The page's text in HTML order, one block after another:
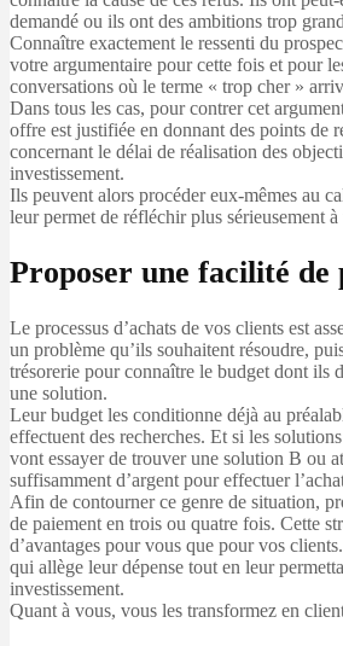
demandé ou ils ont des ambitions trop
Connaître exactement le ressenti du
votre argumentaire pour cette fois et pour
conversations où le terme « trop cher »
Dans tous les cas, pour contrer cet
offre est justifiée en donnant des points de
concernant le délai de réalisation des
investissement.
Ils peuvent alors procéder eux-mêmes au
leur permet de réfléchir plus sérieusement
Proposer une facilité de
Le processus d’achats de vos clients est
un problème qu’ils souhaitent résoudre,
trésorerie pour connaître le budget dont ils
une solution.
Leur budget les conditionne déjà au
effectuent des recherches. Et si les
vont essayer de trouver une solution B ou
suffisamment d’argent pour effectuer
Afin de contourner ce genre de situation,
de paiement en trois ou quatre fois. Cette
d’avantages pour vous que pour vos
qui allège leur dépense tout en leur
investissement.
Quant à vous, vous les transformez en